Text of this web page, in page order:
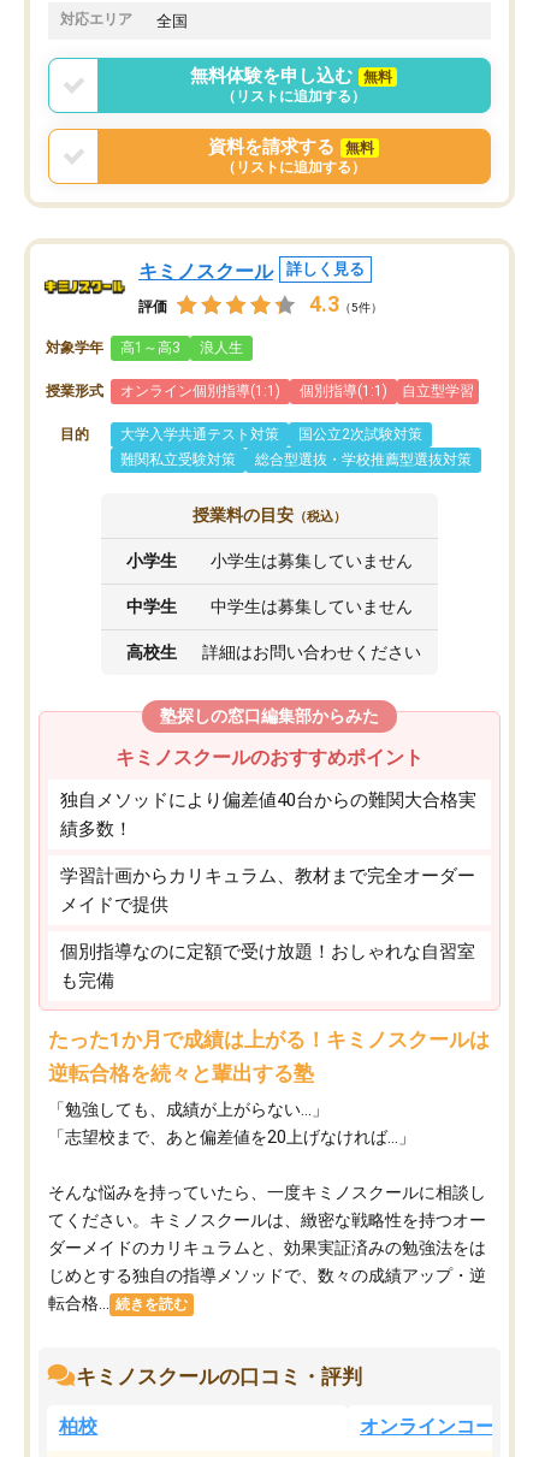
でした。
言う事で講師変更の申し出があり、あ
まりに短期での変更だった為、塾に通
う事にして退会しました。遅れも取り
戻せ、授業内容や講師の方は良かった
と思います。
対応エリア 全国
無料体験を申し込む
無料
（リストに追加する）
資料を請求する
無料
（リストに追加する）
キミノスクール 詳しく見る
評価 4.3 （5件）
対象学年 高1～高3 浪人生
授業形式 オンライン個別指導(1:1) 個別指導(1:1) 自立型学習
目的 大学入学共通テスト対策
国公立2次試験対策
難関私立受験対策
総合型選抜・学校推薦型選抜対策
授業料の目安 （税込）
小学生 小学生は募集していません
中学生 中学生は募集していません
高校生 詳細はお問い合わせください
塾探しの窓口編集部からみた
キミノスクールのおすすめポイント
独自メソッドにより偏差値40台からの難関大合格実
績多数！
学習計画からカリキュラム、教材まで完全オーダー
メイドで提供
個別指導なのに定額で受け放題！おしゃれな自習室
も完備
たった1か月で成績は上がる！キミノスクールは
逆転合格を続々と輩出する塾
「勉強しても、成績が上がらない…」
「志望校まで、あと偏差値を20上げなければ…」
そんな悩みを持っていたら、一度キミノスクールに相談し
てください。キミノスクールは、緻密な戦略性を持つオー
ダーメイドのカリキュラムと、効果実証済みの勉強法をは
じめとする独自の指導メソッドで、数々の成績アップ・逆
転合格...
続きを読む
キミノスクールの口コミ・評判
柏校 オンラインコース